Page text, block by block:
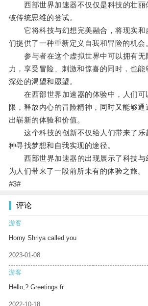
西部世界加速器不仅仅是科技的壮丽
破传统思维的尝试。
它将科技与幻想完美融合，将现实和
们提供了一种重新定义自我和冒险的机会
参与者在这个虚拟世界中可以拥有无
力，享受冒险、刺激和惊喜的同时，也
深处的渴望和愿望。
在西部世界加速器的体验中，人们可
限，释放内心的冒险精神，同时又能够通
出崭新的体验和价值。
这个科技的创新不仅给人们带来了乐
种寻找梦想和自我实现的途径。
西部世界加速器的出现展示了科技与
为人们带来了一段前所未有的体验之旅。
#3#
评论
游客
Horny Shriya called you
2023-01-08
游客
Hello,? Greetings fr
2022-10-18